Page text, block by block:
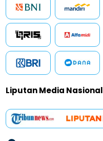
Liputan Media Nasional